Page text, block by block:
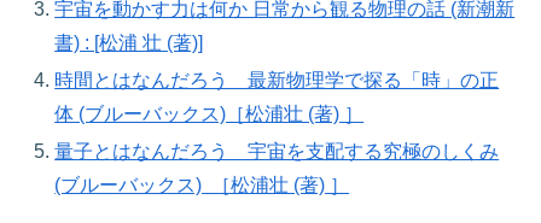
宇宙を動かす力は何か 日常から観る物理の話 (新潮新
書) : [松浦 壮 (著)]
時間とはなんだろう 最新物理学で探る「時」の正
体 (ブルーバックス)［松浦壮 (著) ］
量子とはなんだろう 宇宙を支配する究極のしくみ
(ブルーバックス) ［松浦壮 (著) ］